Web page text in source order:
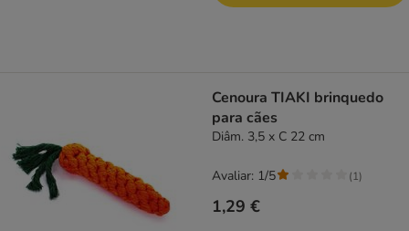
Cenoura TIAKI brinquedo
para cães
Diâm. 3,5 x C 22 cm
1,29 €
Avaliar: 1/5 (1)